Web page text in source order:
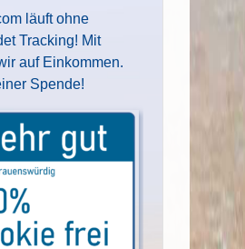
läuft ohne
Tracking! Mit
auf Einkommen.
Spende!